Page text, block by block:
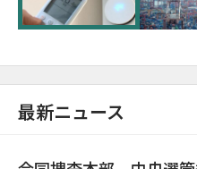
最新ニュース